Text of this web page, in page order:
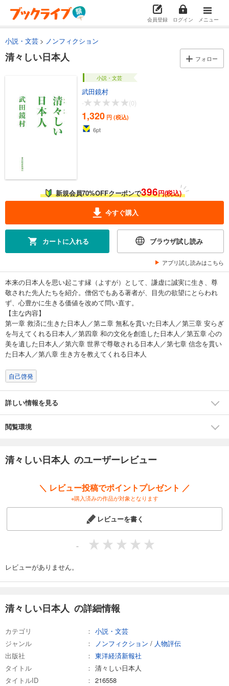
会員登録 ログイン メニュー
小説・文芸 ノンフィクション
清々しい日本人 フォロー
小説・文芸
武田鏡村
-
(0)
1,320 円 (税込)
6pt
新規会員70%OFFクーポンで396円(税込)
今すぐ購入
カートに入れる ブラウザ試し読み
アプリ試し読みはこちら
本来の日本人を思い起こす縁（よすが）として、謙虚に誠実に生き、尊
敬された先人たちを紹介。僧侶でもある著者が、目先の欲望にとらわれ
ず、心豊かに生きる価値を改めて問い直す。
【主な内容】
第一章 救済に生きた日本人／第ニ章 無私を貫いた日本人／第三章 安らぎ
を与えてくれる日本人／第四章 和の文化を創造した日本人／第五章 心の
美を遺した日本人／第六章 世界で尊敬される日本人／第七章 信念を貫い
た日本人／第八章 生き方を教えてくれる日本人
自己啓発
詳しい情報を見る
閲覧環境
清々しい日本人 のユーザーレビュー
＼ レビュー投稿でポイントプレゼント ／
※購入済みの作品が対象となります
レビューを書く
-
レビューがありません。
清々しい日本人 の詳細情報
カテゴリ
小説・文芸
ジャンル
ノンフィクション / 人物評伝
出版社
東洋経済新報社
タイトル
清々しい日本人
タイトルID
216558